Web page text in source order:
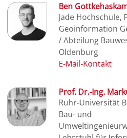
Ben
Jade Hochschule,
Geoinformation
/ Abteilung
Oldenburg
Prof. Dr.-Ing.
Ruhr-Universität
Bau- und